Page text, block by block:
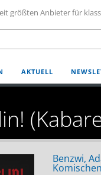
größten Anbieter für
AKTUELL
Benzwi,